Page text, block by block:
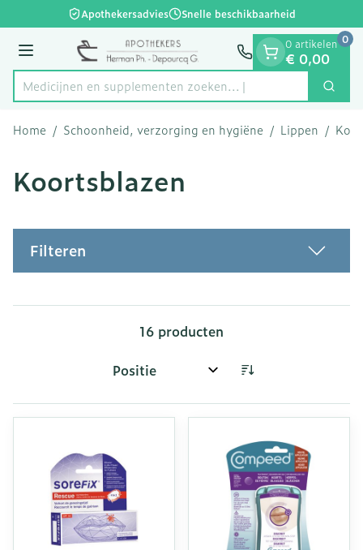
Ga naar de inhoudApothekersadvies Snelle beschikbaarheid
Menu
Product, merk, categorie...
Medicijnen en supplementen zoeken. Zoek
0 artikelen
€ 0,00
0
Home / Schoonheid, verzorging en hygiëne / Lippen /
Koortsblazen
Filteren
16 producten
Sorteer op: